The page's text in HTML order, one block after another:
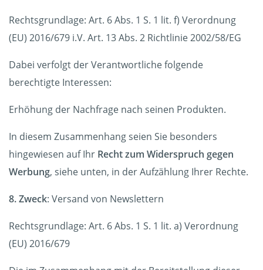
Rechtsgrundlage: Art. 6 Abs. 1 S. 1 lit. f) Verordnung
(EU) 2016/679 i.V. Art. 13 Abs. 2 Richtlinie 2002/58/EG
Dabei verfolgt der Verantwortliche folgende
berechtigte Interessen:
Erhöhung der Nachfrage nach seinen Produkten.
In diesem Zusammenhang seien Sie besonders
hingewiesen auf Ihr Recht zum Widerspruch gegen
Werbung, siehe unten, in der Aufzählung Ihrer Rechte.
8. Zweck: Versand von Newslettern
Rechtsgrundlage: Art. 6 Abs. 1 S. 1 lit. a) Verordnung
(EU) 2016/679